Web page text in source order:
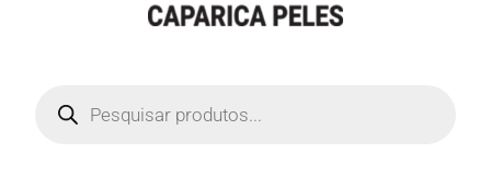
search